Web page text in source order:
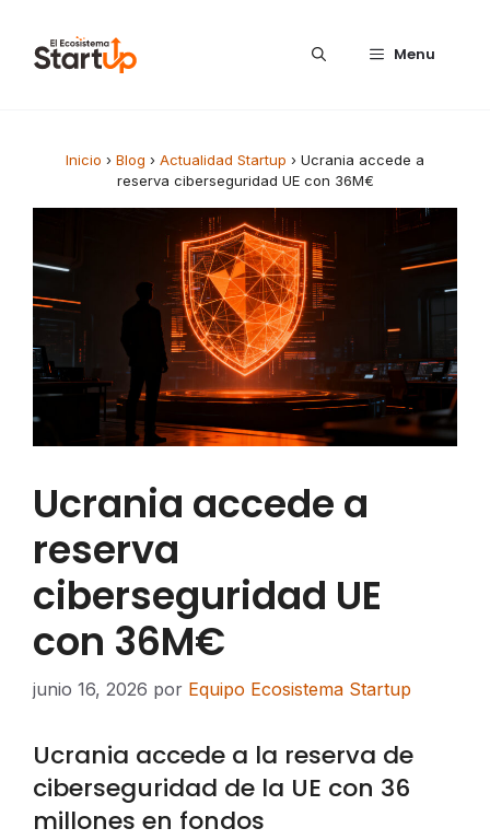
Menu
Inicio › Blog › Actualidad Startup › Ucrania accede a
reserva ciberseguridad UE con 36M€
Ucrania accede a
reserva
ciberseguridad UE
con 36M€
junio 16, 2026 por Equipo Ecosistema Startup
Ucrania accede a la reserva de
ciberseguridad de la UE con 36
millones en fondos